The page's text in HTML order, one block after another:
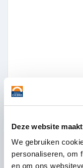
Deze website
We gebruiken
personaliseren, om
en om ons